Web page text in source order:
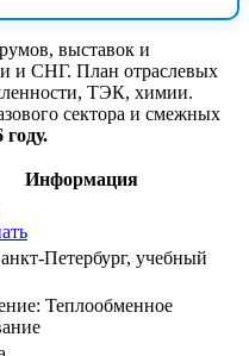
выставок и
и СНГ. План отраслевых
ТЭК, химии.
сектора и смежных
году.
Информация
Петербург, учебный
Теплообменное